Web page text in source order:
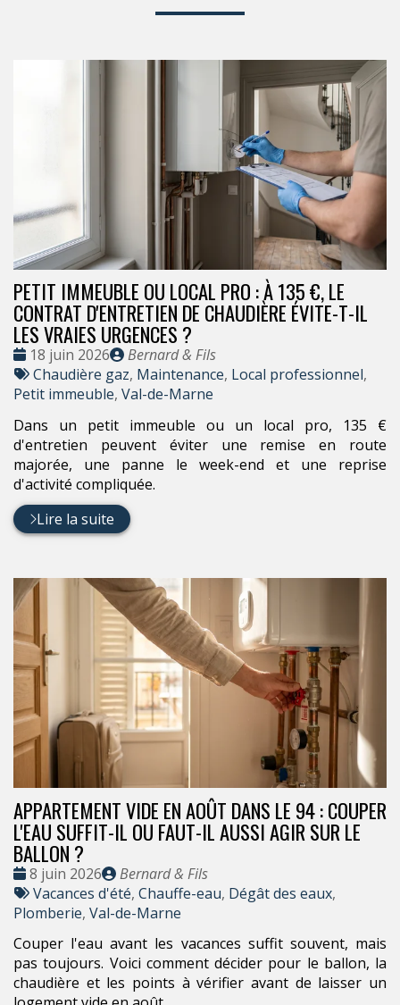
PETIT IMMEUBLE OU LOCAL PRO : À 135 €, LE
CONTRAT D'ENTRETIEN DE CHAUDIÈRE ÉVITE-T-IL
LES VRAIES URGENCES ?
Date
:
18 juin 2026
Publié
par
Bernard & Fils
Tags
:
Chaudière gaz, Maintenance, Local professionnel,
Petit immeuble, Val-de-Marne
Dans un petit immeuble ou un local pro, 135 €
d'entretien peuvent éviter une remise en route
majorée, une panne le week-end et une reprise
d'activité compliquée.
Lire la suite
APPARTEMENT VIDE EN AOÛT DANS LE 94 : COUPER
L'EAU SUFFIT-IL OU FAUT-IL AUSSI AGIR SUR LE
BALLON ?
Date
:
8 juin 2026
Publié
par
Bernard & Fils
Tags
:
Vacances d'été, Chauffe-eau, Dégât des eaux,
Plomberie, Val-de-Marne
Couper l'eau avant les vacances suffit souvent, mais
pas toujours. Voici comment décider pour le ballon, la
chaudière et les points à vérifier avant de laisser un